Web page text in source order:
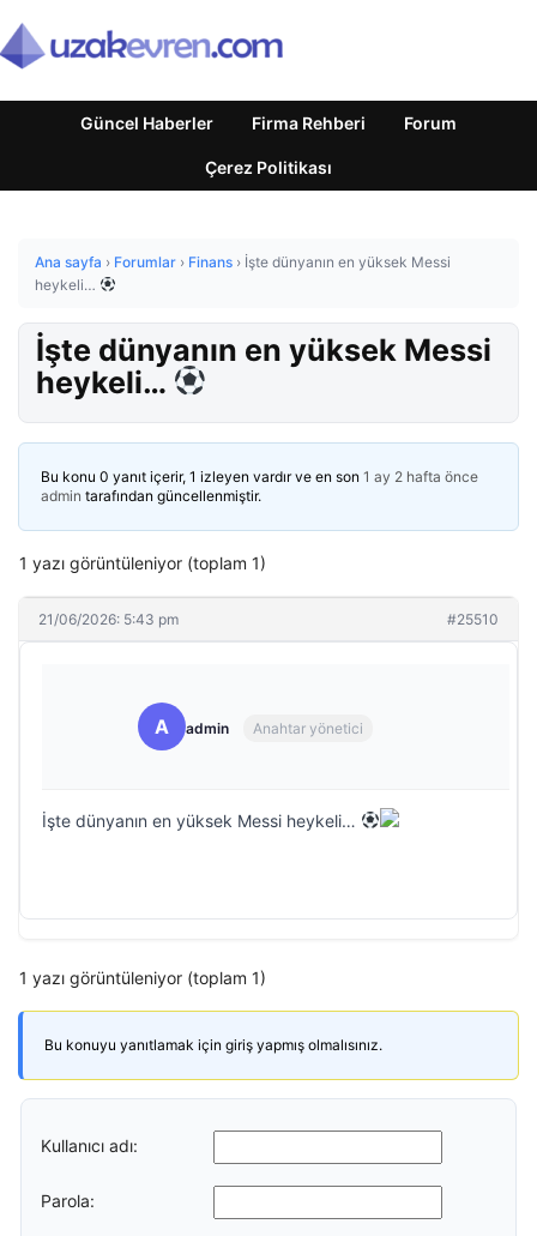
Güncel Haberler Firma Rehberi Forum
Çerez Politikası
Ana sayfa › Forumlar › Finans › İşte dünyanın en yüksek Messi
heykeli…
İşte dünyanın en yüksek Messi
heykeli…
Bu konu 0 yanıt içerir, 1 izleyen vardır ve en son 1 ay 2 hafta önce
admin tarafından güncellenmiştir.
1 yazı görüntüleniyor (toplam 1)
21/06/2026: 5:43 pm #25510
A admin Anahtar yönetici
İşte dünyanın en yüksek Messi heykeli…
1 yazı görüntüleniyor (toplam 1)
Bu konuyu yanıtlamak için giriş yapmış olmalısınız.
Kullanıcı adı:
Parola: